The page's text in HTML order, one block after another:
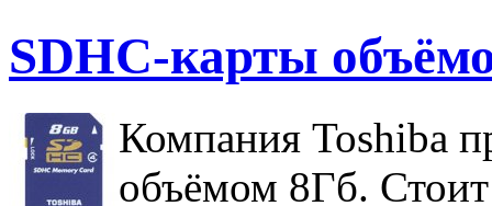
SDHC-карты
Компания Toshiba
объёмом 8Гб.